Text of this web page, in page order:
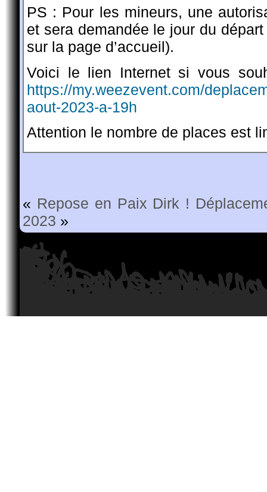
PS : Pour les mineurs, une
et sera demandée le jour du
sur la page d’accueil).
Voici le lien Internet si vous
https://my.weezevent.com/
aout-2023-a-19h
Attention le nombre de places est
« Repose en Paix Dirk !
2023 »